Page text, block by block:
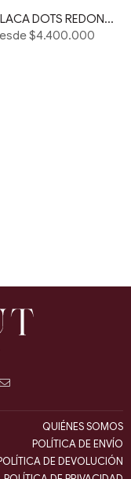
DIJE PLACA DOTS REDONDA
$4.400.000
E-
QUIÉNES SOMOS
POLÍTICA DE ENVÍO
DE DEVOLUCIÓN